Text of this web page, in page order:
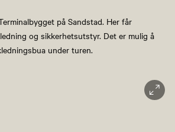
på Sandstad. Her får
og sikkerhetsutstyr. Det er mulig å
under turen.